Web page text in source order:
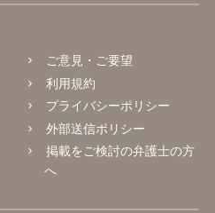
ご意見・ご要望
利用規約
プライバシーポリシー
外部送信ポリシー
掲載をご検討の弁護士の方
へ